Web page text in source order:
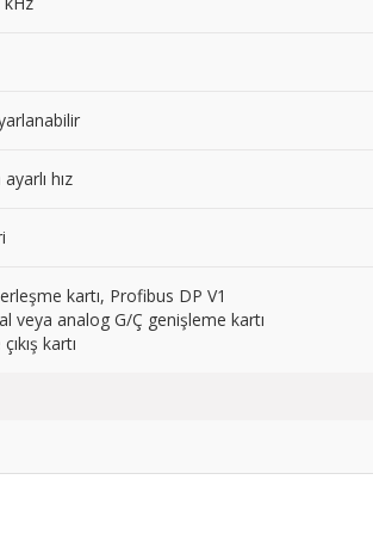
hız
kartı, Profibus DP V1
veya analog G/Ç genişleme kartı
kartı